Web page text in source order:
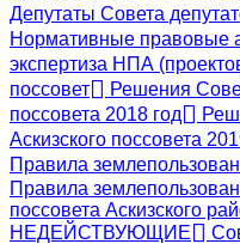
Депутаты Совета
Нормативные правовые
экспертиза НПА
поссовет
Решения
поссовета 2018 год
Аскизского поссовета
Правила
Правила
поссовета Аскизского
НЕДЕЙСТВУЮЩИЕ